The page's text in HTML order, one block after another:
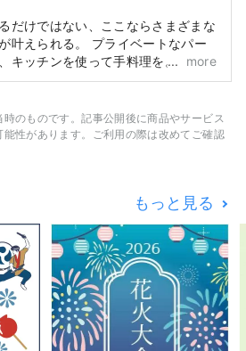
だけではない、ここならさまざまな
叶えられる。 プライベートなパー
キッチンを使って手料理を。 とき
こもったり、ゆっくり本を読んだ
た次第、思い思いのひと時をお過ご
。
more
のものです。記事公開後に商品やサービス
性があります。ご利用の際は改めてご確認
もっと見る